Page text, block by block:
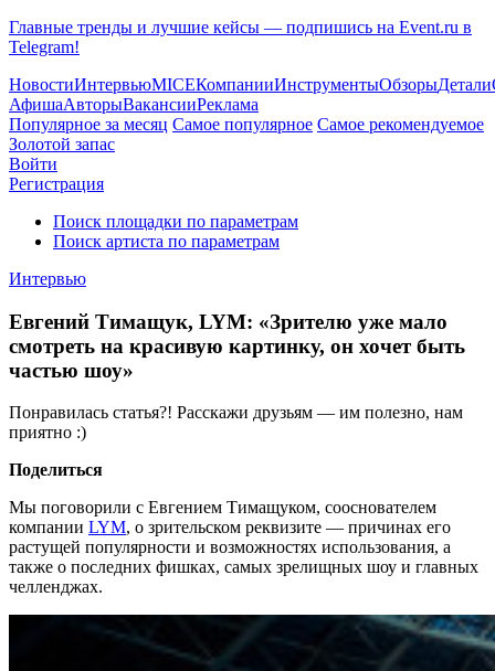
Главные тренды и лучшие кейсы — подпишись на Event.ru в
Telegram!
НовостиИнтервьюMICEКомпанииИнструментыОбзорыДетали
АфишаАвторыВакансииРеклама
Популярное за месяц Самое популярное Самое рекомендуемое
Золотой запас
Войти
Регистрация
Поиск площадки по параметрам
Поиск артиста по параметрам
Интервью
Евгений Тимащук, LYM: «Зрителю уже мало
смотреть на красивую картинку, он хочет быть
частью шоу»
Понравилась статья?! Расскажи друзьям — им полезно, нам
приятно :)
Поделиться
Мы поговорили с Евгением Тимащуком, сооснователем
компании LYM, о зрительском реквизите — причинах его
растущей популярности и возможностях использования, а
также о последних фишках, самых зрелищных шоу и главных
челленджах.